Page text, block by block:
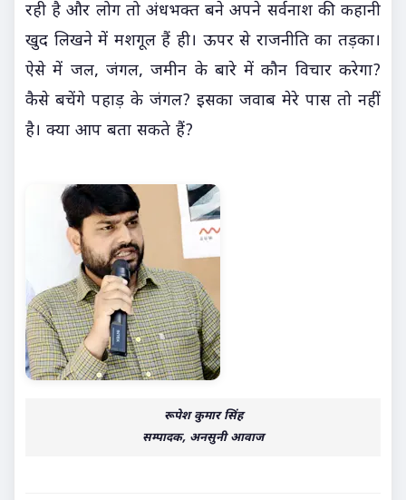
रही है और लोग तो अंधभक्त बने अपने सर्वनाश की कहानी
खुद लिखने में मशगूल हैं ही। ऊपर से राजनीति का तड़का।
ऐसे में जल, जंगल, जमीन के बारे में कौन विचार करेगा?
कैसे बचेंगे पहाड़ के जंगल? इसका जवाब मेरे पास तो नहीं
है। क्या आप बता सकते हैं?
रूपेश कुमार सिंह
सम्पादक, अनसुनी आवाज